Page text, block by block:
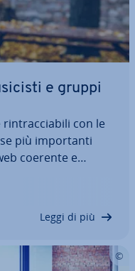
e gruppi
rin­trac­cia­bi­li con le
più im­por­tan­ti
coerente e
una parte im­por­
Leggi di più